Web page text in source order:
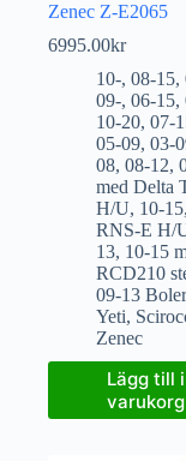
Zenec Z-E2065
6995.00kr
10-, 08-15,
09-, 06-15,
10-20, 07-
05-09, 03-
08, 08-12,
med Delta
H/U, 10-15,
RNS-E H/
13, 10-15
RCD210
09-13
Yeti,
Zenec
Lägg till i
varukorg